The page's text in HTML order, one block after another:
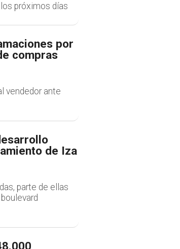
próximos días
por
compras
vendedor ante
de Iza
parte de ellas